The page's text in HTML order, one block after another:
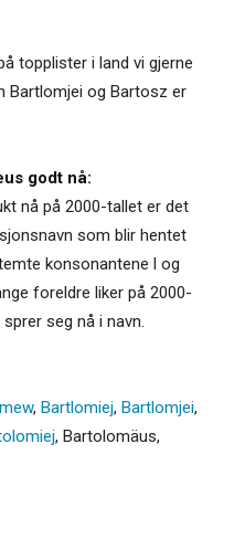
topplister i land vi gjerne
Bartlomjei og Bartosz er
godt nå:
nå på 2000-tallet er det
som blir hentet
konsonantene l og
foreldre liker på 2000-
seg nå i navn.
, Bartlomiej, Bartlomjei,
, Bartolomäus,